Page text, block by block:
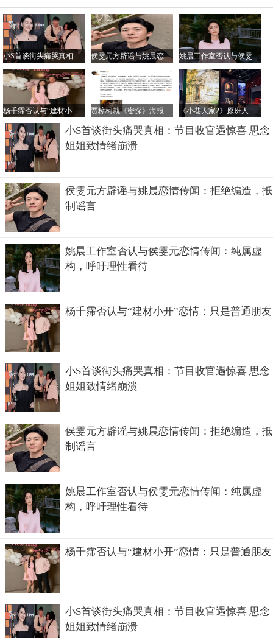
后来药水哥去了斗鱼做直播，直播内容渐渐的比较正常了，
有些娱乐的内容，而在网上受到一些攻击的时候，不同于一
般主播的骂回去或者干脆不理不睬，药水哥选择了一种看起
来很傻的回应，那就是学狗叫，歪脖吐舌头，假哭等一系列
好像傻子似的。但很明显他不是真的傻，所以，药水哥实质
是在装傻，意图不用正面面对那些坏意的网友，不用直接的
刚怼他们，蒙混过关。
有人觉得一个正常人怎么会做出诸如打自己耳光，把丝袜套
头上这些事情来。但是就如现在人一般，真的傻子会极力的
辩白自己聪明，而聪明人往往会装成傻子，默默的数钱。
小S首谈街头痛哭真相：节目收官遇惊喜 思念姐姐致情绪崩溃 侯雯元方辟谣与姚晨恋情传闻：拒绝编造，抵制谣言 姚晨工作室否认与侯雯元恋情传闻：纯属虚构，呼吁理性看待
杨千霈否认与“建材小开”恋情：只是普通朋友 贾樟柯就《密探》海报未经授权汉化致歉：责任在我 《小巷人家2》原班人马回归传闻不实，正午阳光官方辟谣
小S首谈街头痛哭真相：节目收官遇惊喜 思念
姐姐致情绪崩溃
侯雯元方辟谣与姚晨恋情传闻：拒绝编造，抵
制谣言
姚晨工作室否认与侯雯元恋情传闻：纯属虚
构，呼吁理性看待
杨千霈否认与“建材小开”恋情：只是普通朋友
小S首谈街头痛哭真相：节目收官遇惊喜 思念
姐姐致情绪崩溃
侯雯元方辟谣与姚晨恋情传闻：拒绝编造，抵
制谣言
姚晨工作室否认与侯雯元恋情传闻：纯属虚
构，呼吁理性看待
杨千霈否认与“建材小开”恋情：只是普通朋友
小S首谈街头痛哭真相：节目收官遇惊喜 思念
姐姐致情绪崩溃